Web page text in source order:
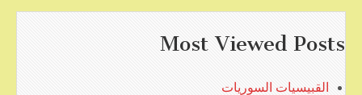
Most Viewed Posts
القبيسيات السوريات